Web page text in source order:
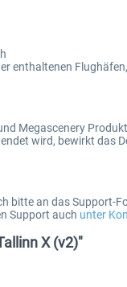
enthaltenen
Megascenery
wird, bewirkt das
bitte an das Support-
Support auch unter
X (v2)"